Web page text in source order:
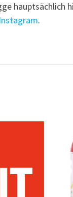
hauptsächlich
Instagram.